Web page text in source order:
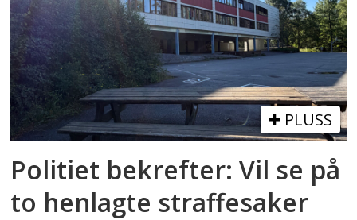
PLUSS
Politiet bekrefter: Vil se på
to henlagte straffesaker